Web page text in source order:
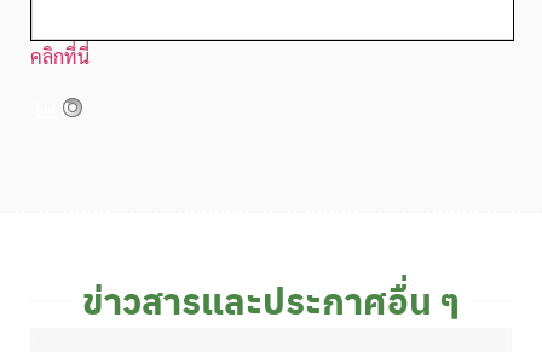
คลิกที่นี่
ข่าวสารและประกาศอื่น ๆ